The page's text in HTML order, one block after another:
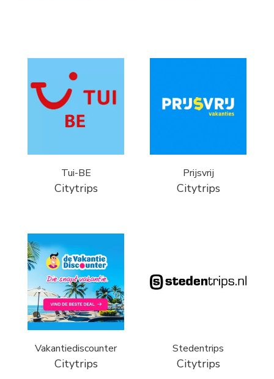
Tui-BE
Citytrips
Prijsvrij
Citytrips
Vakantiediscounter
Citytrips
Stedentrips
Citytrips